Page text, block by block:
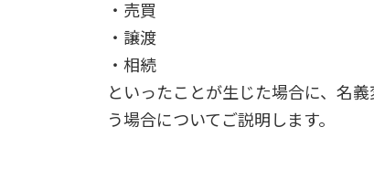
・売買
・譲渡
・相続
といったことが生じた場合に、名
う場合についてご説明します。